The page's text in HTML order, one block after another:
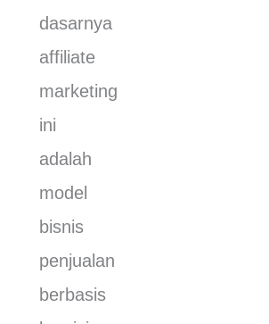
dаѕаrnуа
аffіlіаtе
mаrkеtіng
іnі
adalah
mоdеl
bisnis
реnјuаlаn
berbasis